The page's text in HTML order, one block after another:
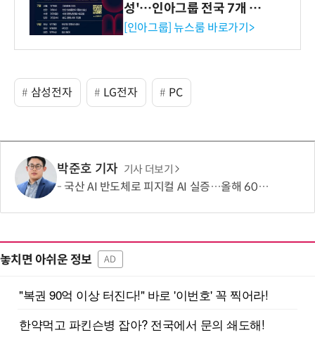
성'…인아그룹 전국 7개 도
시 세미나 페어 개최
[인아그룹] 뉴스룸 바로가기>
삼성전자 LG전자 PC
박준호 기자 기사 더보기
국산 AI 반도체로 피지컬 AI 실증…올해 600억 투입
놓치면 아쉬운 정보 AD